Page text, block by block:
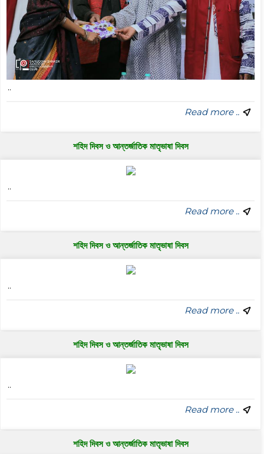
..
Read more ..
শহিদ দিবস ও আন্তর্জাতিক মাতৃভাষা দিবস
..
Read more ..
শহিদ দিবস ও আন্তর্জাতিক মাতৃভাষা দিবস
..
Read more ..
শহিদ দিবস ও আন্তর্জাতিক মাতৃভাষা দিবস
..
Read more ..
শহিদ দিবস ও আন্তর্জাতিক মাতৃভাষা দিবস